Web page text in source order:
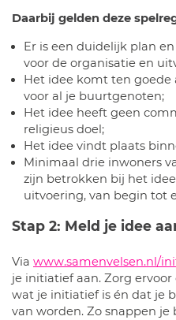
Daarbij gelden deze
Er is een duidelijk plan
voor de organisatie en
Het idee komt ten goede
voor al je buurtgenoten;
Het idee heeft geen
religieus doel;
Het idee vindt plaats
Minimaal drie inwoners
zijn betrokken bij het
uitvoering, van begin tot
Stap 2: Meld je idee
Via www.samenvelsen.nl/
je initiatief aan. Zorg
wat je initiatief is én dat je
van worden. Zo snappen